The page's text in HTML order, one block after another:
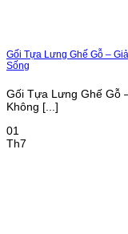
Gối Tựa Lưng Ghế Gỗ –
Sống
Gối Tựa Lưng Ghế Gỗ
Không [...]
01
Th7